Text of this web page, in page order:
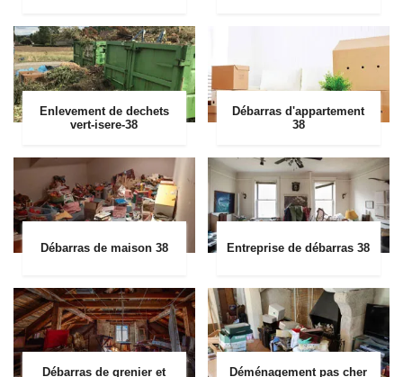
Enlevement de dechets
vert-isere-38
Débarras d'appartement
38
Débarras de maison 38 Entreprise de débarras 38
Débarras de grenier et Déménagement pas cher